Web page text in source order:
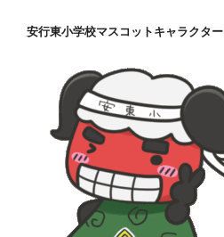
安行東小学校マスコットキャラクター